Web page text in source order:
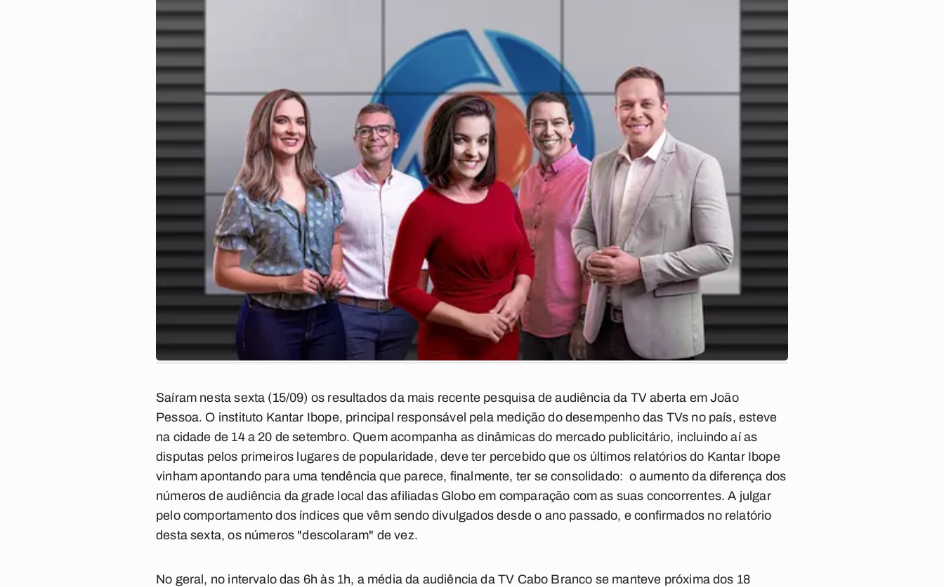
Saíram nesta sexta (15/09) os resultados da mais recente pesquisa de audiência da TV aberta em João
Pessoa. O instituto Kantar Ibope, principal responsável pela medição do desempenho das TVs no país, esteve
na cidade de 14 a 20 de setembro. Quem acompanha as dinâmicas do mercado publicitário, incluindo aí as
disputas pelos primeiros lugares de popularidade, deve ter percebido que os últimos relatórios do Kantar Ibope
vinham apontando para uma tendência que parece, finalmente, ter se consolidado: o aumento da diferença dos
números de audiência da grade local das afiliadas Globo em comparação com as suas concorrentes. A julgar
pelo comportamento dos índices que vêm sendo divulgados desde o ano passado, e confirmados no relatório
desta sexta, os números "descolaram" de vez.
No geral, no intervalo das 6h às 1h, a média da audiência da TV Cabo Branco se manteve próxima dos 18